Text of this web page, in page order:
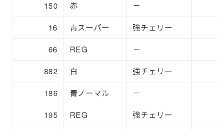
150 赤
－
16
青スーパー
強チェリー
66
REG
－
882
白
強チェリー
186
青ノーマル
－
195
REG
強チェリー